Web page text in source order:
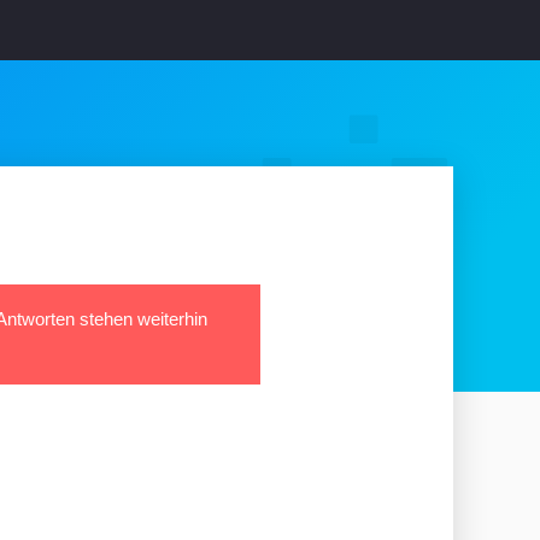
stehen weiterhin